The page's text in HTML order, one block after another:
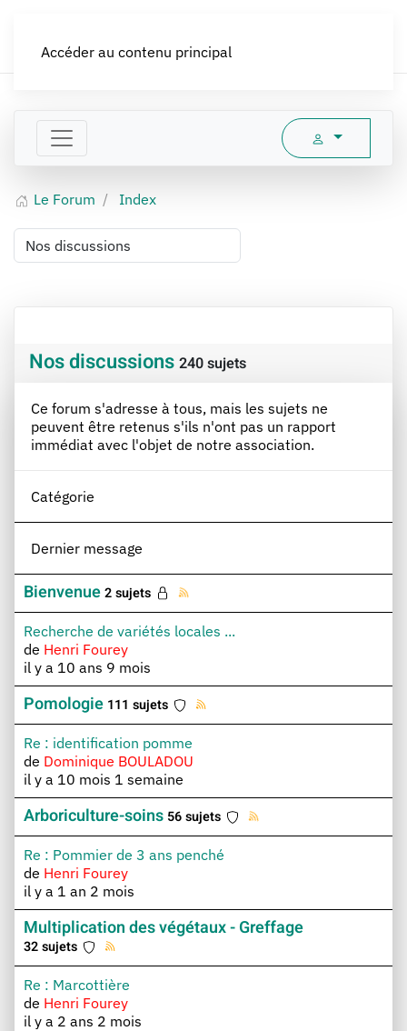
Accéder au contenu principal
Le Forum Index
Nos discussions 240 sujets
Ce forum s'adresse à tous, mais les sujets ne
peuvent être retenus s'ils n'ont pas un rapport
immédiat avec l'objet de notre association.
Catégorie
Dernier message
Bienvenue2 sujets
Recherche de variétés locales ...
de Henri Fourey
il y a 10 ans 9 mois
Pomologie 111 sujets
Re : identification pomme
de Dominique BOULADOU
il y a 10 mois 1 semaine
Arboriculture-soins 56 sujets
Re : Pommier de 3 ans penché
de Henri Fourey
il y a 1 an 2 mois
Multiplication des végétaux - Greffage
32 sujets
Re : Marcottière
de Henri Fourey
il y a 2 ans 2 mois